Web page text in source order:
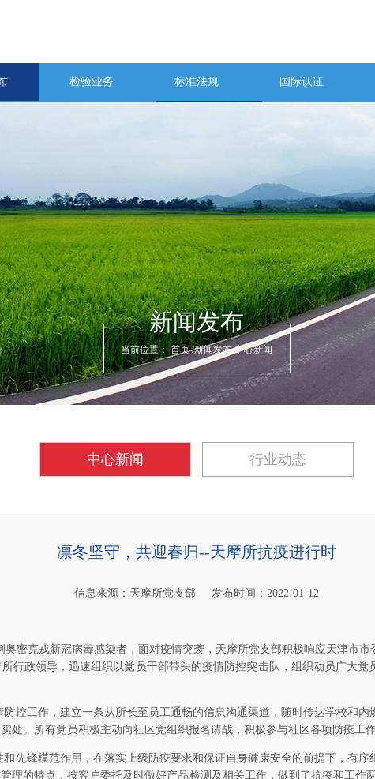
检验业务 标准法规 国际认证
新闻发布
当前位置：首页/新闻发布/中心新闻
中心新闻 行业动态
凛冬坚守，共迎春归--天摩所抗疫进行时
信息来源：天摩所党支部 发布时间：2022-01-12
奥密克戎新冠病毒感染者，面对疫情突袭，天摩所党支部积极响应天津市
行政领导，迅速组织以党员干部带头的疫情防控突击队，组织动员广大
控工作，建立一条从所长至员工通畅的信息沟通渠道，随时传达学校和
处。所有党员积极主动向社区党组织报名请战，积极参与社区各项防疫工作
先锋模范作用，在落实上级防疫要求和保证自身健康安全的前提下，有
理的特点，按客户委托及时做好产品检测及相关工作，做到了抗疫和工作